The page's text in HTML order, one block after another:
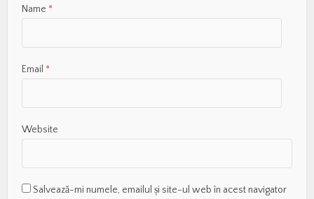
Name *
Email *
Website
Salvează-mi numele, emailul și site-ul web în acest navigator